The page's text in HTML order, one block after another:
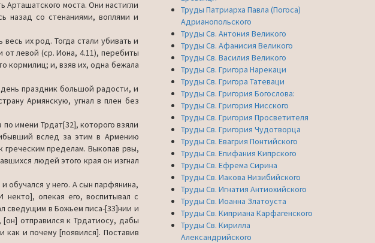
моста. Они настигли
назад со стенаниями, во­плями и
их род. Тогда стали уби­вать и
левой (ср. Иона, 4.11), перебиты
кормилиц; и, взяв их, одна бежала
праздник большой ра­дости, и
Армянскую, угнал в плен без
имени Трдат[32], которого взяли
вслед за этим в Армению
греческим пределам. Выкопав рвы,
людей этого края он изгнал
обучался у него. А сын пар­фянина,
опекая его, воспитывал с
сведущим в Божьем писа-[33]нии и
отправился к Трдатиосу, дабы
и почему [появился]. Поставив
Труды Патриарха Павла (Погоса)
Адрианопольского
Труды Св. Антония Великого
Труды Св. Афанисия Великого
Труды Св. Василия Великого
Труды Св. Григора Нарекаци
Труды Св. Григора Татеваци
Труды Св. Григория Богослова:
Труды Св. Григория Нисского
Труды Св. Григория Просветителя
Труды Св. Григория Чудотворца
Труды Св. Евагрия Понтийского
Труды Св. Епифания Кипрского
Труды Св. Ефрема Сирина
Труды Св. Иакова Низибийского
Труды Св. Игнатия Антиохийского
Труды Св. Иоанна Златоуста
Труды Св. Киприана Карфагенского
Труды Св. Кирилла
Александрийского